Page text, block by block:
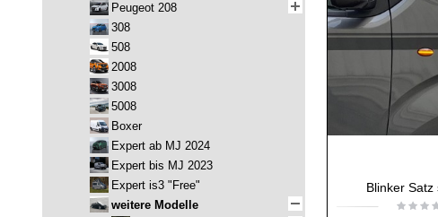
Blinker Satz
Peugeot 208
308
508
2008
3008
5008
Boxer
Expert ab MJ 2024
Expert bis MJ 2023
Expert is3 "Free"
weitere Modelle